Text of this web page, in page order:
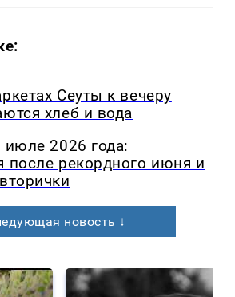
Сеуты к вечеру
хлеб и вода
июле 2026 года:
после рекордного июня и
новость ↓